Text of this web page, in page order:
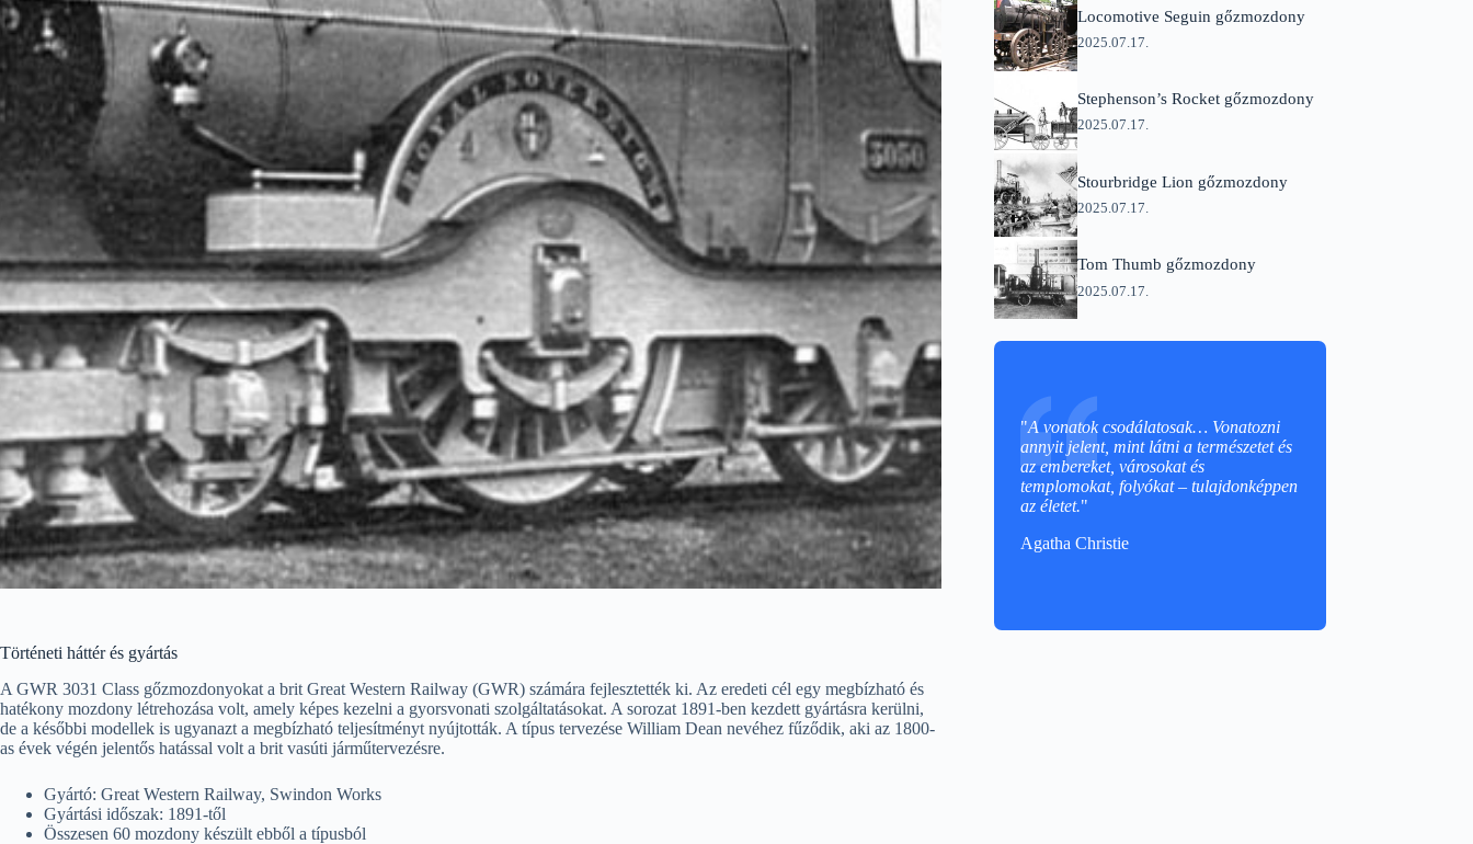
Történeti háttér és gyártás
A GWR 3031 Class gőzmozdonyokat a brit Great Western Railway (GWR) számára fejlesztették ki. Az eredeti cél egy megbízható és
hatékony mozdony létrehozása volt, amely képes kezelni a gyorsvonati szolgáltatásokat. A sorozat 1891-ben kezdett gyártásra kerülni,
de a későbbi modellek is ugyanazt a megbízható teljesítményt nyújtották. A típus tervezése William Dean nevéhez fűződik, aki az 1800-
as évek végén jelentős hatással volt a brit vasúti járműtervezésre.
Gyártó: Great Western Railway, Swindon Works
Gyártási időszak: 1891-től
Összesen 60 mozdony készült ebből a típusból
Locomotive Seguin gőzmozdony
2025.07.17.
Stephenson’s Rocket gőzmozdony
2025.07.17.
Stourbridge Lion gőzmozdony
2025.07.17.
Tom Thumb gőzmozdony
2025.07.17.
"A vonatok csodálatosak… Vonatozni
annyit jelent, mint látni a természetet és
az embereket, városokat és
templomokat, folyókat – tulajdonképpen
az életet."
Agatha Christie